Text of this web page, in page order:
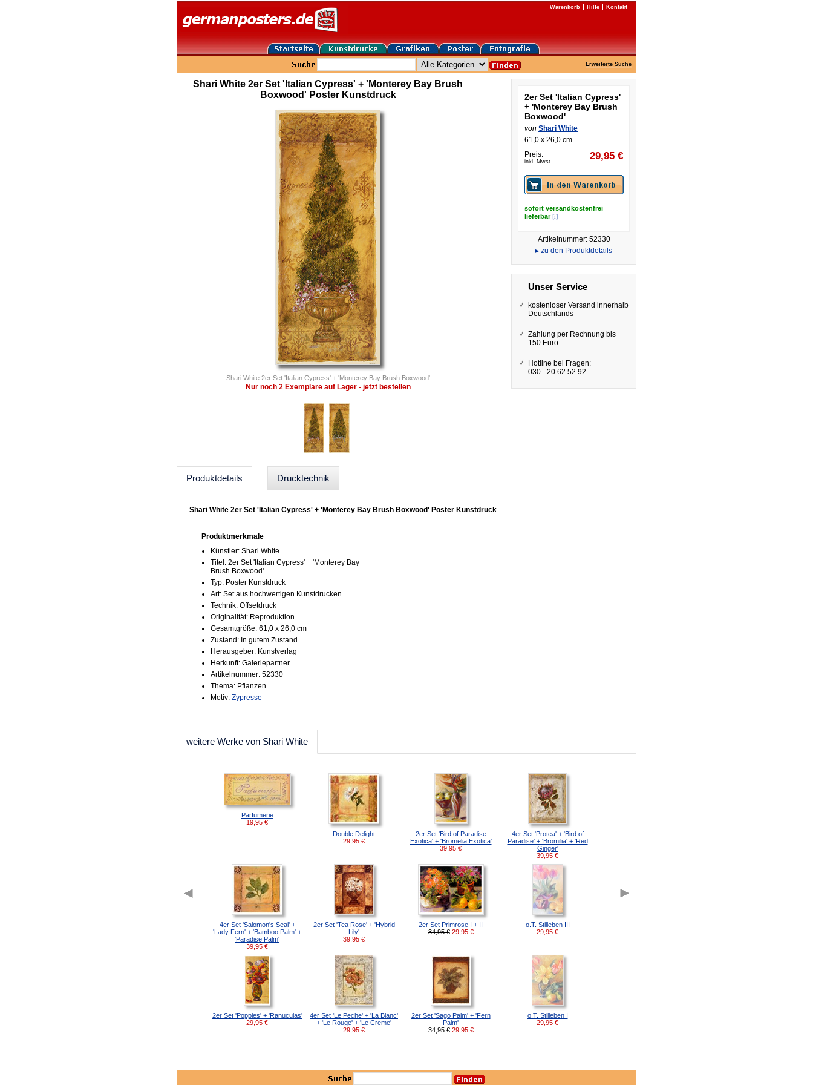
Warenkorb Hilfe Kontakt
Erweiterte Suche
Shari White 2er Set 'Italian Cypress' + 'Monterey Bay Brush
Boxwood' Poster Kunstdruck
Shari White 2er Set 'Italian Cypress' + 'Monterey Bay Brush Boxwood'
Nur noch 2 Exemplare auf Lager - jetzt bestellen
2er Set 'Italian Cypress'
+ 'Monterey Bay Brush
Boxwood'
von Shari White
61,0 x 26,0 cm
Preis:
inkl. Mwst 29,95 €
sofort versandkostenfrei
lieferbar[i]
Artikelnummer: 52330
▸ zu den Produktdetails
Unser Service
kostenloser Versand innerhalb
Deutschlands
Zahlung per Rechnung bis
150 Euro
Hotline bei Fragen:
030 - 20 62 52 92
Produktdetails Drucktechnik
Shari White 2er Set 'Italian Cypress' + 'Monterey Bay Brush Boxwood' Poster Kunstdruck
Produktmerkmale
Künstler: Shari White
Titel: 2er Set 'Italian Cypress' + 'Monterey Bay
Brush Boxwood'
Typ: Poster Kunstdruck
Art: Set aus hochwertigen Kunstdrucken
Technik: Offsetdruck
Originalität: Reproduktion
Gesamtgröße: 61,0 x 26,0 cm
Zustand: In gutem Zustand
Herausgeber: Kunstverlag
Herkunft: Galeriepartner
Artikelnummer: 52330
Thema: Pflanzen
Motiv: Zypresse
weitere Werke von Shari White
Parfumerie
19,95 €
Double Delight
29,95 €
2er Set 'Bird of Paradise
Exotica' + 'Bromelia Exotica'
39,95 €
4er Set 'Protea' + 'Bird of
Paradise' + 'Bromilia' + 'Red
Ginger'
39,95 €
4er Set 'Salomon's Seal' +
'Lady Fern' + 'Bamboo Palm' +
'Paradise Palm'
39,95 €
2er Set 'Tea Rose' + 'Hybrid
Lily'
39,95 €
2er Set Primrose I + II
34,95 € 29,95 €
o.T. Stilleben III
29,95 €
2er Set 'Poppies' + 'Ranuculas'
29,95 €
4er Set 'Le Peche' + 'La Blanc'
+ 'Le Rouge' + 'Le Creme'
29,95 €
2er Set 'Sago Palm' + 'Fern
Palm'
34,95 € 29,95 €
o.T. Stilleben I
29,95 €